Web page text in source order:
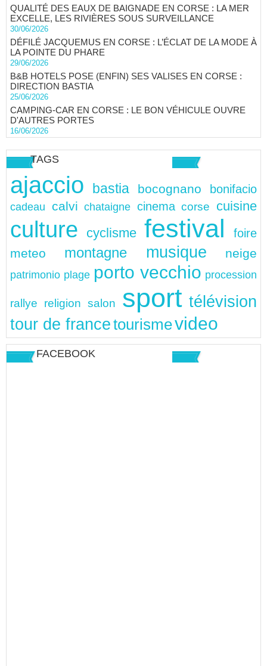
QUALITÉ DES EAUX DE BAIGNADE EN CORSE : LA MER
EXCELLE, LES RIVIÈRES SOUS SURVEILLANCE
30/06/2026
DÉFILÉ JACQUEMUS EN CORSE : L’ÉCLAT DE LA MODE À
LA POINTE DU PHARE
29/06/2026
B&B HOTELS POSE (ENFIN) SES VALISES EN CORSE :
DIRECTION BASTIA
25/06/2026
CAMPING-CAR EN CORSE : LE BON VÉHICULE OUVRE
D'AUTRES PORTES
16/06/2026
TAGS
ajaccio bastia bocognano bonifacio
cadeau calvi chataigne cinema corse cuisine
culture cyclisme festival foire
meteo montagne musique neige
patrimonio plage porto vecchio procession
rallye religion salon sport télévision
tour de francetourismevideo
FACEBOOK